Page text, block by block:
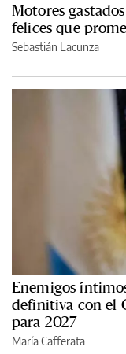
Motores
felices que
Sebastián Lacunza
Enemigos
definitiva con el
para 2027
María Cafferata